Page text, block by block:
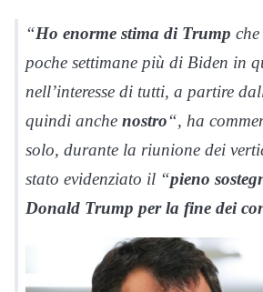
“Ho enorme stima di Trump
poche settimane più di Biden in
nell’interesse di tutti, a partire
quindi anche nostro“, ha
solo, durante la riunione dei
stato evidenziato il “pieno
Donald Trump per la fine dei